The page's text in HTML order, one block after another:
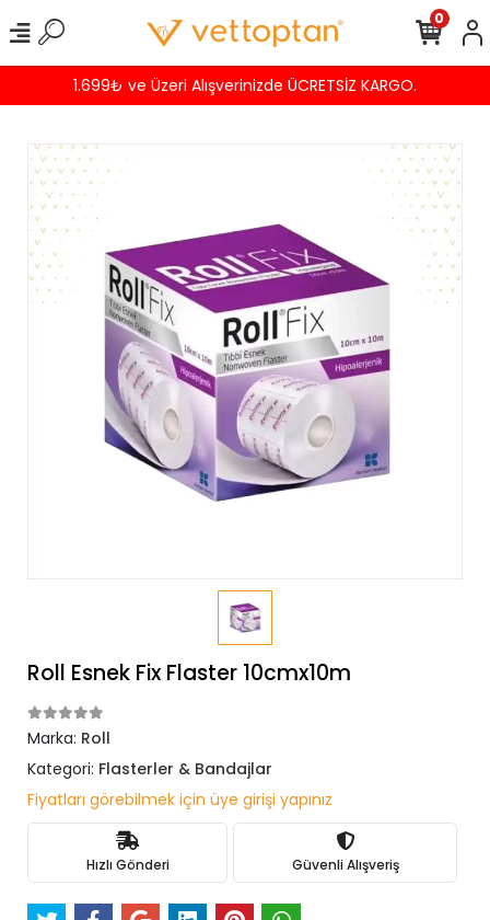
1.699₺ ve Üzeri Alışverinizde ÜCRETSİZ KARGO.
0
Roll Esnek Fix Flaster 10cmx10m
Marka: Roll
Kategori: Flasterler & Bandajlar
Fiyatları görebilmek için üye girişi yapınız
Hızlı Gönderi Güvenli Alışveriş